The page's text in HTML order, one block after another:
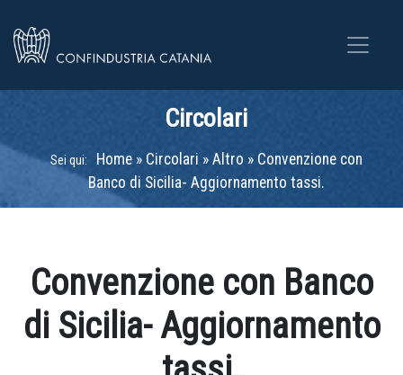
Circolari
Sei qui: Home» Circolari » Altro » Convenzione con
Banco di Sicilia- Aggiornamento tassi.
Convenzione con Banco
di Sicilia- Aggiornamento